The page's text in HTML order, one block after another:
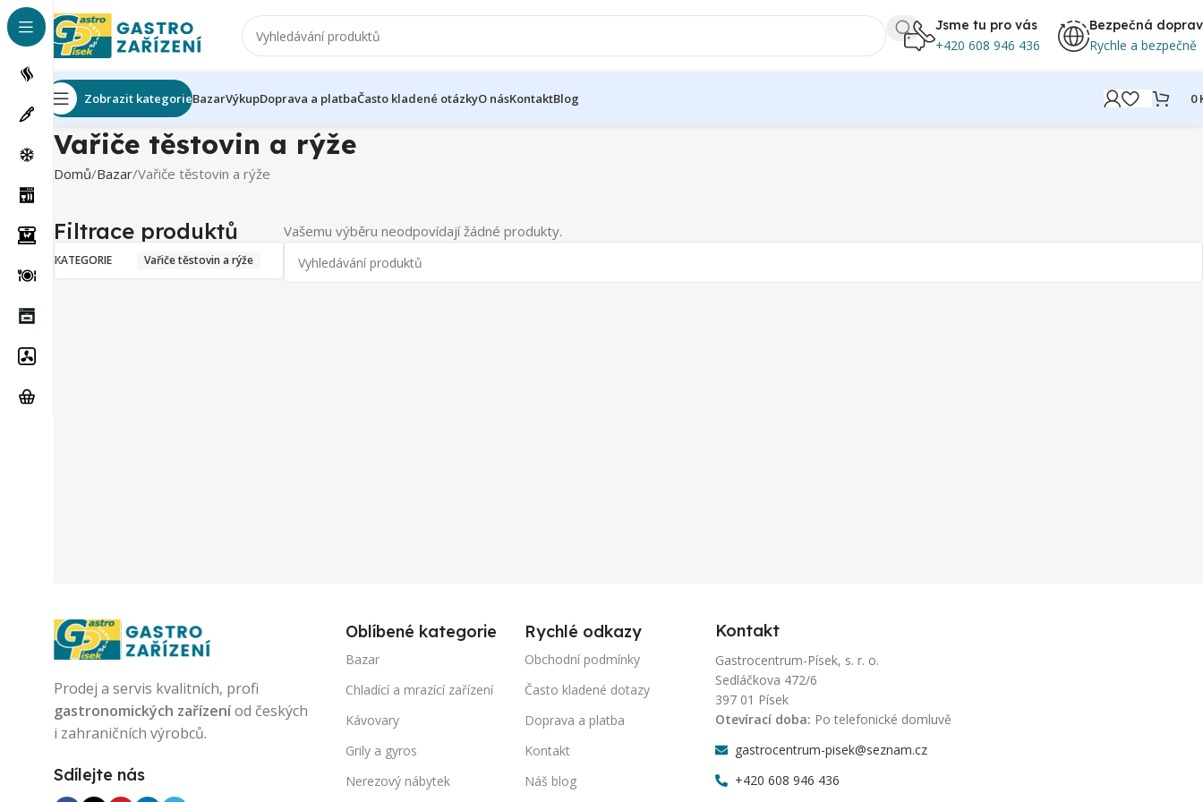
Jsme tu pro vás
+420 608 946 436
Bezpečná
Rychle a bezpečně
Zobrazit kategorieBazarVýkupDoprava a platbaČasto kladené otázkyO násKontaktBlog 0
Vařiče těstovin a rýže
Domů Bazar Vařiče těstovin a rýže
Filtrace produktů
KATEGORIE Vařiče těstovin a rýže
Vašemu výběru neodpovídají žádné produkty.
Prodej a servis kvalitních, profi
gastronomických zařízeníod českých
i zahraničních výrobců.
Sdílejte nás
Oblíbené kategorie
Bazar
Chladící a mrazící zařízení
Kávovary
Grily a gyros
Nerezový nábytek
Rychlé odkazy
Obchodní podmínky
Často kladené dotazy
Doprava a platba
Kontakt
Náš blog
Kontakt
Gastrocentrum-Písek, s. r. o.
Sedláčkova 472/6
397 01 Písek
Otevírací doba: Po telefonické domluvě
gastrocentrum-pisek@seznam.cz
+420 608 946 436